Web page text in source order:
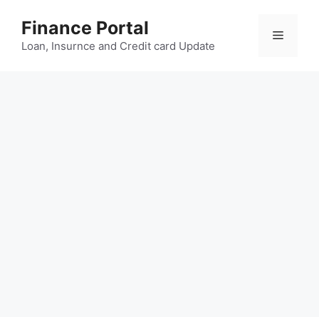
content
Finance Portal
Loan, Insurnce and Credit card Update
Menu